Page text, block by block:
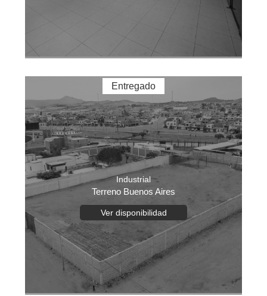
Entregado
Industrial
Terreno Buenos Aires
Ver disponibilidad